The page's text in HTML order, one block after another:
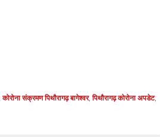
कोरोना संक्रमण पिथौरागढ़ बागेश्वर,पिथौरागढ़ कोरोना अपडेट,